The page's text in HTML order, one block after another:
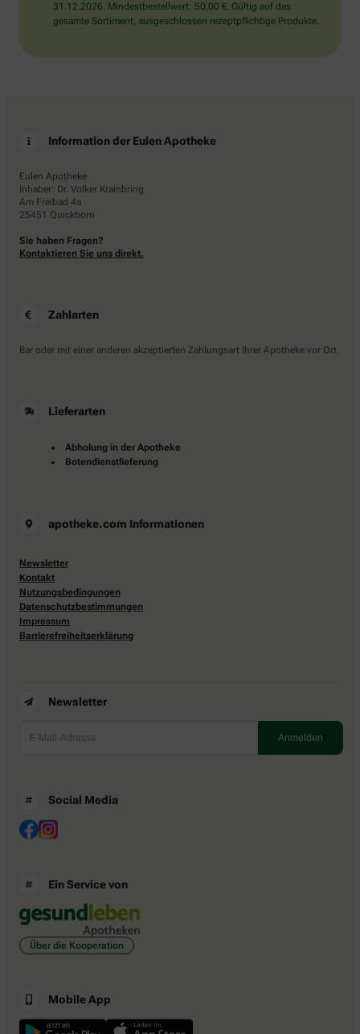
31.12.2026. Mindestbestellwert: 50,00 €. Gültig auf das
gesamte Sortiment, ausgeschlossen rezeptpflichtige Produkte.
Information der Eulen Apotheke
Eulen Apotheke
Inhaber: Dr. Volker Krainbring
Am Freibad 4a
25451 Quickborn
Sie haben Fragen?
Kontaktieren Sie uns direkt.
Zahlarten
Bar oder mit einer anderen akzeptierten Zahlungsart Ihrer Apotheke vor Ort.
Lieferarten
Abholung in der Apotheke
Botendienstlieferung
apotheke.com Informationen
Newsletter
Kontakt
Nutzungsbedingungen
Datenschutzbestimmungen
Impressum
Barrierefreiheitserklärung
Newsletter
Social Media
Ein Service von
Über die Kooperation
Mobile App